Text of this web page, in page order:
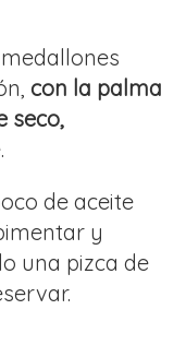
con la palma
seco,
de aceite
y
una pizca de